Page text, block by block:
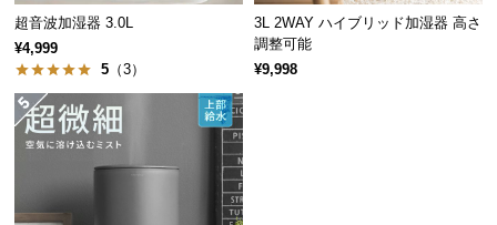
ン
セ
ル
つ
い
保
超音波加湿器 3.0L
¥4,999
5 （3）
3L 2WAY ハイブリッド加湿器 高さ
調整可能
¥9,998